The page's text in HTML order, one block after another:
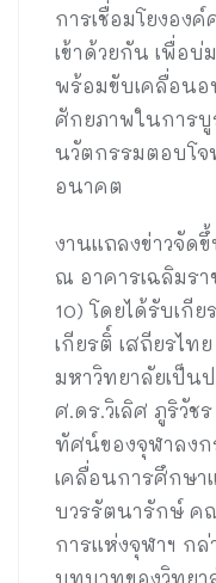
การเชื่อมโยงอง
เข้าด้วยกัน เพื่อบ่
พร้อมขับเคลื่อนอ
ศักยภาพในการบู
นวัตกรรมตอบโจ
อนาคต
งานแถลงข่าวจัด
ณ อาคารเฉลิมร
10) โดยได้รับเกี
เกียรติ์ เสถียรไ
มหาวิทยาลัยเป็น
ศ.ดร.วิเลิศ ภูริวัช
ทัศน์ของจุฬาลง
เคลื่อนการศึกษา
บวรรัตนารักษ์ ค
การแห่งจุฬาฯ กล่